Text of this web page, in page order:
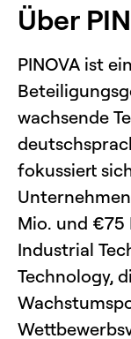
Über
PINOVA ist
wachsende
fokussiert
Mio. und €75
Industrial
Technology,